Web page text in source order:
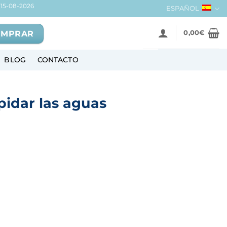
08-2026 ESPAÑOL
0,00€
BLOG CONTACTO
las aguas